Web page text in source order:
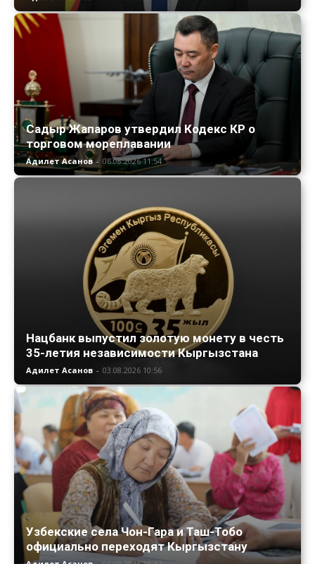
Садыр Жапаров утвердил Кодекс КР о
торговом мореплавании
Адилет Асанов - 06.08.2026 11:54
Нацбанк выпустил золотую монету в честь
35-летия независимости Кыргызстана
Адилет Асанов - 03.08.2026 10:56
Узбекские села Чон-Гара и Таш-Тобо
официально переходят Кыргызстану